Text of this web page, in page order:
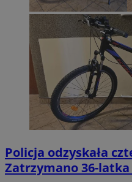
Policja odzyskała
Zatrzymano 36-latka